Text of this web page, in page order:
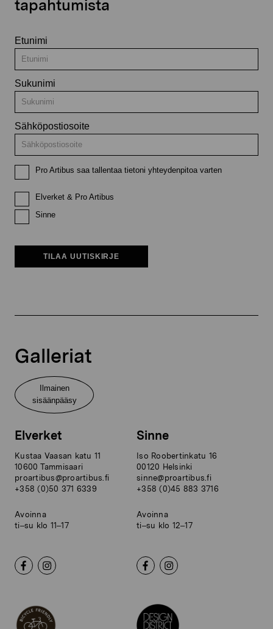
tapahtumista
Etunimi
Sukunimi
Sähköpostiosoite
Pro Artibus saa tallentaa tietoni yhteydenpitoa varten
Elverket & Pro Artibus
Sinne
TILAA UUTISKIRJE
Galleriat
Ilmainen
sisäänpääsy
Elverket
Kustaa Vaasan katu 11
10600 Tammisaari
proartibus@proartibus.fi
+358 (0)50 371 6339
Avoinna
ti–su klo 11–17
Sinne
Iso Roobertinkatu 16
00120 Helsinki
sinne@proartibus.fi
+358 (0)45 883 3716
Avoinna
ti–su klo 12–17